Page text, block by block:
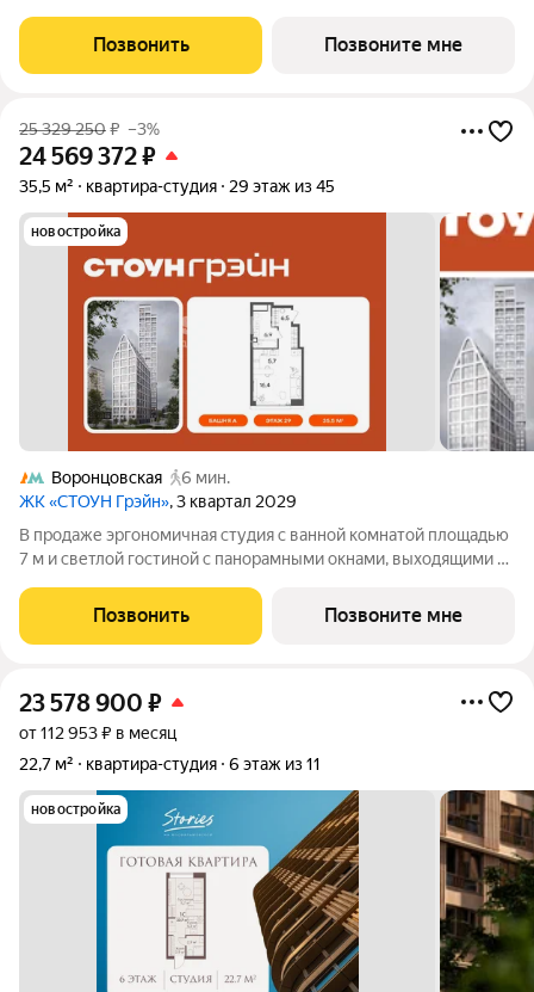
отделки. Срок сдачи: 4 кв. 2029 года. СОБЫТИЕ.6 финальный
дом парк-квартала СОБЫТИЕ
Позвонить Позвоните мне
25 329 250₽ –3%
24 569 372₽
35,5 м² квартира-студия 29 этаж из 45
новостройка
Воронцовская
6 мин.
ЖК «СТОУН Грэйн», 3 квартал 2029
В продаже эргономичная студия с ванной комнатой площадью
7 м и светлой гостиной с панорамными окнами, выходящими на
возможность организовать угловую кухню с полноценным
вместительным гарнитуром
Позвонить Позвоните мне
23 578 900 ₽
от 112 953 ₽ в месяц
22,7 м²
квартира-студия 6 этаж из 11
новостройка